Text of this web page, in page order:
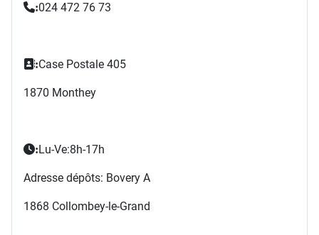
:024 472 76 73
:Case Postale 405
1870 Monthey
:Lu-Ve:8h-17h
Adresse dépôts: Bovery A
1868 Collombey-le-Grand